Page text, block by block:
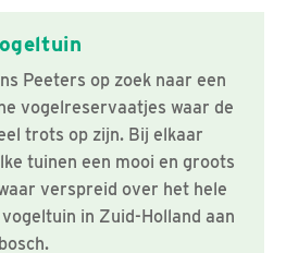
Peeters op zoek naar een
vogelreservaatjes waar de
trots op zijn. Bij elkaar
tuinen een mooi en groots
verspreid over het hele
in Zuid-Holland aan